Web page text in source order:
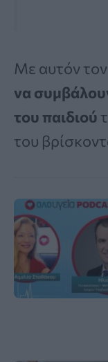
Με αυτόν
να
του παιδιού
του